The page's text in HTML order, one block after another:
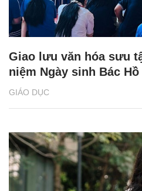
GIÁO DỤC
Giao lưu văn hóa sưu
niệm Ngày sinh Bác Hồ